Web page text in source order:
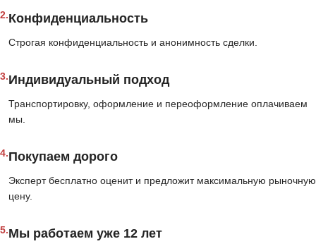
2.Конфиденциальность
Строгая конфиденциальность и анонимность сделки.
3.Индивидуальный подход
Транспортировку, оформление и переоформление оплачиваем
мы.
4.Покупаем дорого
Эксперт бесплатно оценит и предложит максимальную рыночную
цену.
5.Мы работаем уже 12 лет